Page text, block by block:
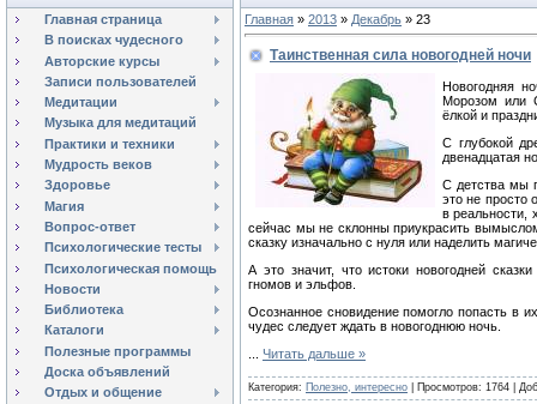
Главная страница
В поисках чудесного
Авторские курсы
Записи пользователей
Медитации
Музыка для медитаций
Практики и техники
Мудрость веков
Здоровье
Магия
Вопрос-ответ
Психологические тесты
Психологическая помощь
Новости
Библиотека
Каталоги
Полезные программы
Доска объявлений
Отдых и общение
Главная » 2013 » Декабрь » 23
Таинственная сила новогодней ночи
Новогодняя
Морозом или
ёлкой и
С глубокой
двенадцатая
С детства мы
это не просто
в реальности,
сейчас мы не склонны приукрасить
сказку изначально с нуля или наделить
А это значит, что истоки новогодней
гномов и эльфов.
Осознанное сновидение помогло попасть в
чудес следует ждать в новогоднюю ночь.
Читать дальше »
Категория: Полезно, интересно | Просмотров: 1764 |